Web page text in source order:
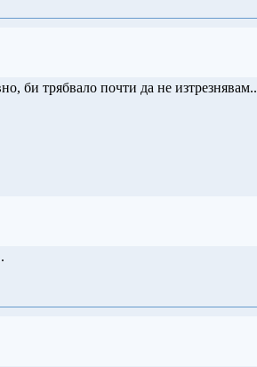
би трябвало почти да не изтрезнявам..